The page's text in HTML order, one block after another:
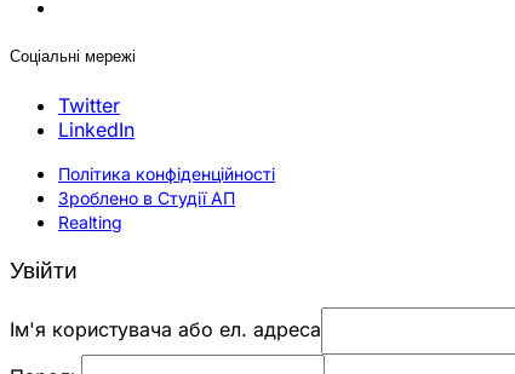
Соціальні мережі
Twitter
LinkedIn
Політика конфіденційності
Зроблено в Студії АП
Realting
Увійти
Ім'я користувача або ел. адреса